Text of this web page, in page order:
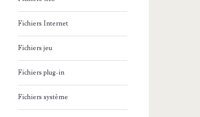
Fichiers Internet
Fichiers jeu
Fichiers plug-in
Fichiers système